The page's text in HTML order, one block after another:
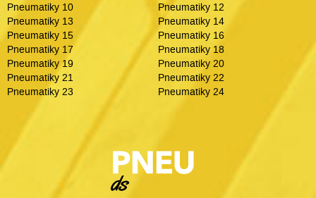
Pneumatiky 10
Pneumatiky 12
Pneumatiky 13
Pneumatiky 14
Pneumatiky 15
Pneumatiky 16
Pneumatiky 17
Pneumatiky 18
Pneumatiky 19
Pneumatiky 20
Pneumatiky 21
Pneumatiky 22
Pneumatiky 23
Pneumatiky 24